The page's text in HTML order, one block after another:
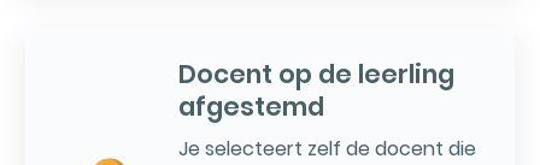
Docent op de leerling
afgestemd
Je selecteert zelf de docent die